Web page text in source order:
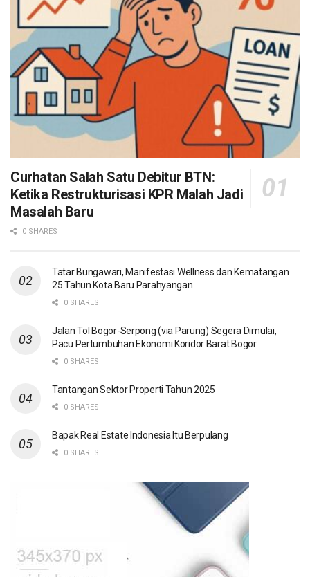
Curhatan Salah Satu Debitur BTN:
Ketika Restrukturisasi KPR Malah Jadi
Masalah Baru
0 SHARES
Tatar Bungawari, Manifestasi Wellness dan Kematangan
25 Tahun Kota Baru Parahyangan
0 SHARES
Jalan Tol Bogor-Serpong (via Parung) Segera Dimulai,
Pacu Pertumbuhan Ekonomi Koridor Barat Bogor
0 SHARES
Tantangan Sektor Properti Tahun 2025
0 SHARES
Bapak Real Estate Indonesia Itu Berpulang
0 SHARES